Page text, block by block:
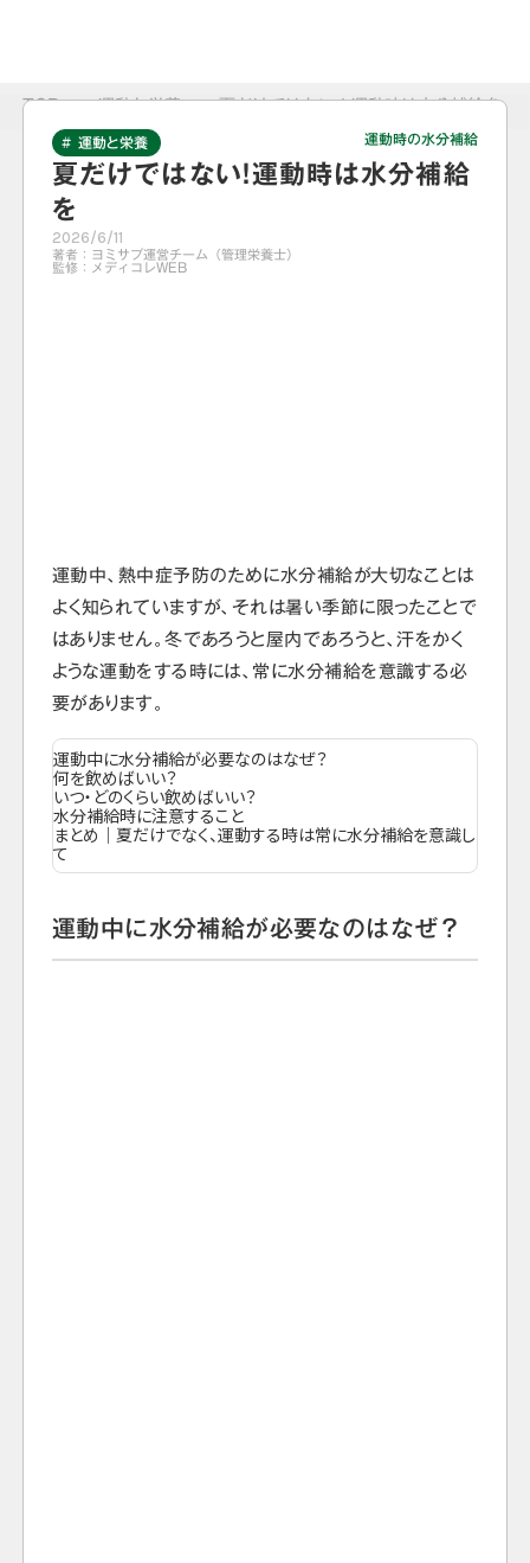
TOP > 運動と栄養 > 夏だけではない！運動時は水分補給を
# 運動と栄養 運動時の水分補給
夏だけではない！運動時は水分補給
を
2026/6/11
著者： ヨミサプ運営チーム（管理栄養士）
監修： メディコレWEB
運動中、熱中症予防のために水分補給が大切なことは
よく知られていますが、それは暑い季節に限ったことで
はありません。冬であろうと屋内であろうと、汗をかく
ような運動をする時には、常に水分補給を意識する必
要があります。
運動中に水分補給が必要なのはなぜ？
何を飲めばいい？
いつ・どのくらい飲めばいい？
水分補給時に注意すること
まとめ｜夏だけでなく、運動する時は常に水分補給を意識し
て
運動中に水分補給が必要なのはなぜ？